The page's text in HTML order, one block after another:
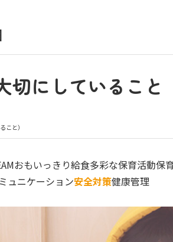
入園の概要
お仕事をお探しの方
切にしていること
こと）
おもいっきり給食多彩な保育活動保
ュニケーション安全対策健康管理